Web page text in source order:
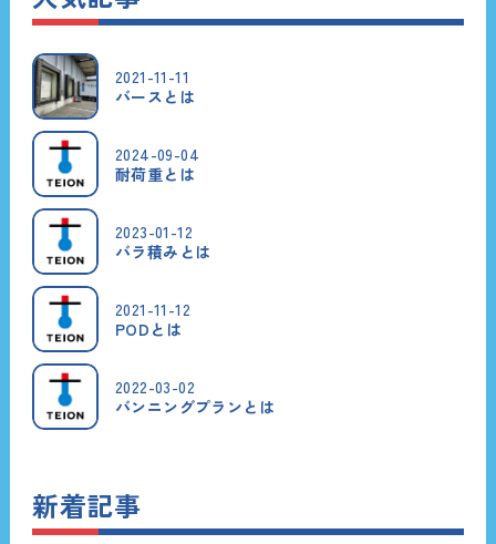
2021-11-11
バースとは
2024-09-04
耐荷重とは
2023-01-12
バラ積みとは
2021-11-12
PODとは
2022-03-02
バンニングプランとは
新着記事